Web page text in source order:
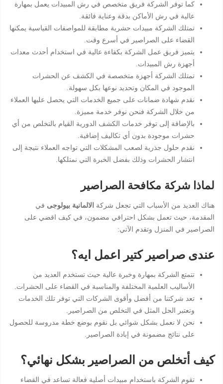
كما توفر الشركة فريق متخصص في رش المبيدات يعمل بمهارة
عالية في رش الأماكن بدقة وعناية فائقة.
تمتلك الشركة مبيدات حشرية مطابقة للمواصفات القياسية يمكنها
القضاء على الصراصير في أسرع وقت.
يتميز فريق عمل الشركة بكفاءة عالية في استخدام أحدث معدات
أجهزة رش المبيدات.
تمتلك الشركة أجهزة متخصصة في الكشف عن الحشرات
الموجود في المكان وتحديد نوعها بكل سهولة.
نقدم شهادة ضمانات على جميع الخدمات التي يحصل عليها العملاء
من خلال الشركة فنحن نوفر خدمة مميزة.
بالإضافة إلى توفر خدمات الكشف الدورية القيام بالتخلص من أي
حشرات موجودة بدون أي تكاليف إضافية.
نقدم حلول جذرية لصعب المشكلات التي تواجه العملاء نتيجة إلى
انتشار الحشرات وذلك بفضل الخبرة التي نمتلكها.
لماذا شركة مكافحة الصراصير
هناك العديد من الأسباب التي تجعل شركة الالمانية بيولوجى في
المقدمة، حيث تعمل بشكل احترافي مضمون، في كيف اقضي على
الصراصير في المنزل وتقدم الآتي:
عندى صراصير كتير اعمل ايه؟
تتمتع الشركة بمهارة وخبرة عالية حيث تستخدم العديد من
الأساليب العلمية المختلفة والمناسبة في القضاء على الحشرات.
تعد شركتنا من أفضل وأقوى الشركات التي توفر تلك الخدمات
وتعتبر الحل المثل في التخلص من الصراصير.
نحن لا نعمل بشكل شوائي بل نقوم بوضع خطة مدروسة للحصول
على نتائج مضمونة في إبادة الصراصير.
كيف أتخلص من الصراصير بشكل نهائي؟
تقوم الشركة باستخدام مبيدات أصلية فعالة تساعد في القضاء